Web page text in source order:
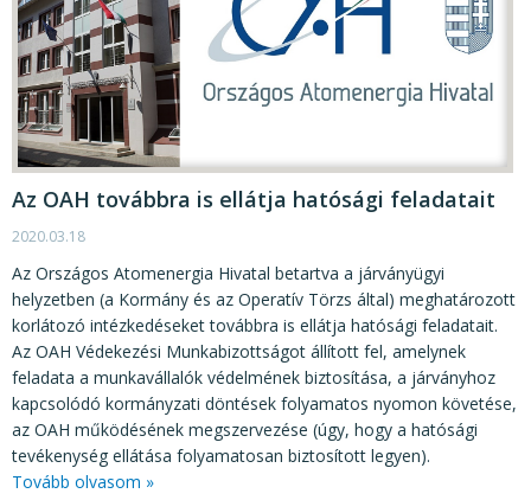
Az OAH továbbra is ellátja hatósági feladatait
2020.03.18
Az Országos Atomenergia Hivatal betartva a járványügyi
helyzetben (a Kormány és az Operatív Törzs által) meghatározott
korlátozó intézkedéseket továbbra is ellátja hatósági feladatait.
Az OAH Védekezési Munkabizottságot állított fel, amelynek
feladata a munkavállalók védelmének biztosítása, a járványhoz
kapcsolódó kormányzati döntések folyamatos nyomon követése,
az OAH működésének megszervezése (úgy, hogy a hatósági
tevékenység ellátása folyamatosan biztosított legyen).
Tovább olvasom »